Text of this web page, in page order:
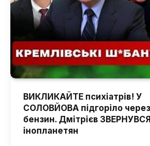
ВИКЛИКАЙТЕ психіатрів! У
СОЛОВЙОВА підгоріло
бензин. Дмітрієв
інопланетян